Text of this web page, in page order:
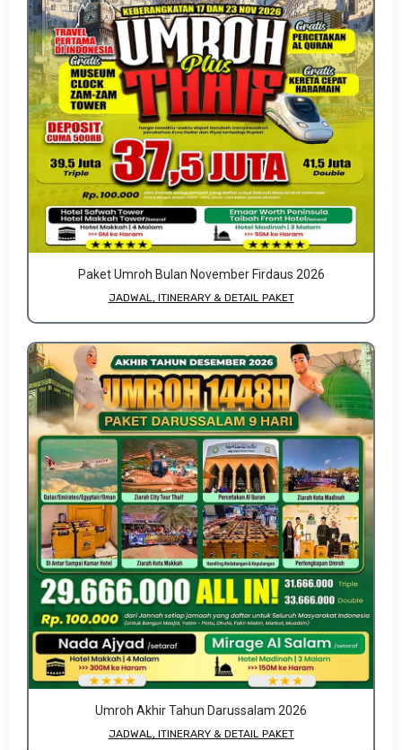
Paket Umroh Bulan November Firdaus 2026
JADWAL, ITINERARY & DETAIL PAKET
Umroh Akhir Tahun Darussalam 2026
JADWAL, ITINERARY & DETAIL PAKET